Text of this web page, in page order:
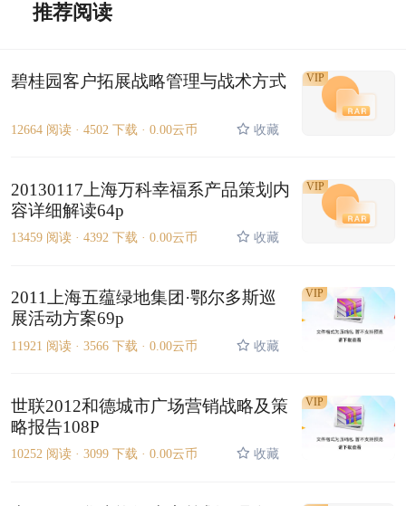
推荐阅读
碧桂园客户拓展战略管理与战术方式
12664 阅读 · 4502 下载 · 0.00云币 收藏
VIP
20130117上海万科幸福系产品策划内
容详细解读64p
13459 阅读 · 4392 下载 · 0.00云币 收藏
VIP
2011上海五蕴绿地集团·鄂尔多斯巡
展活动方案69p
11921 阅读 · 3566 下载 · 0.00云币 收藏
VIP
世联2012和德城市广场营销战略及策
略报告108P
10252 阅读 · 3099 下载 · 0.00云币 收藏
VIP